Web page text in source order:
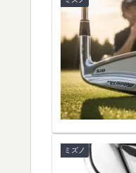
ミズノ